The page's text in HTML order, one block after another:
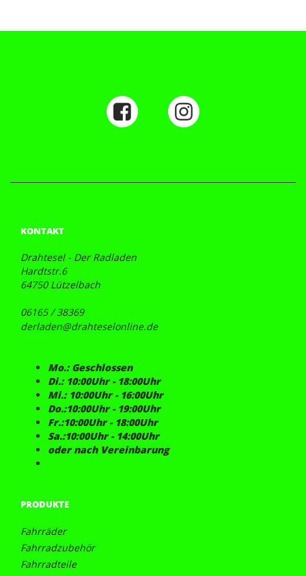
KONTAKT
Drahtesel - Der Radladen
Hardtstr.6
64750 Lützelbach
06165 / 38369
derladen@drahteselonline.de
Mo.: Geschlossen
Di.: 10:00Uhr - 18:00Uhr
Mi.: 10:00Uhr - 16:00Uhr
Do.:10:00Uhr - 19:00Uhr
Fr.:10:00Uhr - 18:00Uhr
Sa.:10:00Uhr - 14:00Uhr
oder nach Vereinbarung
PRODUKTE
Fahrräder
Fahrradzubehör
Fahrradteile